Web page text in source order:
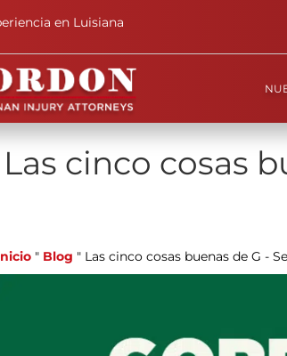
en Luisiana
Las cinco cosas
" Blog " Las cinco cosas buenas de G -